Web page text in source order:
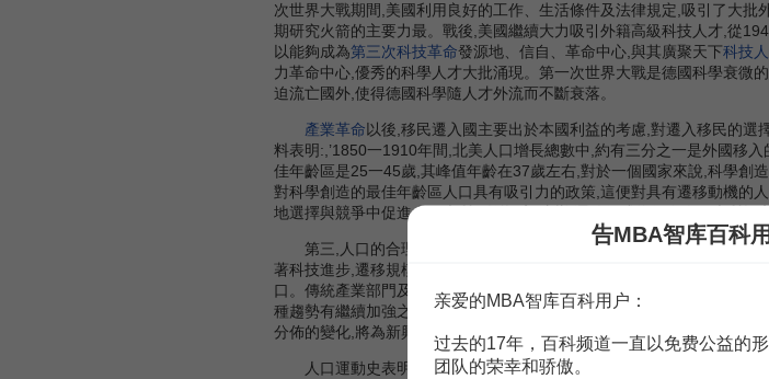
次世界大戰期間,美國利用良好的工作、生活條件及法律規定,吸引了大
期研究火箭的主要力最。戰後,美國繼續大力吸引外籍高級科技人才,從
以能夠成為第三次科技革命發源地、信自、革命中心,與其廣聚天下科技
力革命中心,優秀的科學人才大批涌現。第一次世界大戰是德國科學衰微
迫流亡國外,使得德國科學隨人才外流而不斷衰落。
產業革命以後,移民遷入國主要出於本國利益的考慮,對遷入移民的選
料表明:,’1850一1910年間,北美人口增長總數中,約有三分之一是外國移入
佳年齡區是25一45歲,其峰值年齡在37歲左右,對於一個國家來說,科學創
對科學創造的最佳年齡區人口具有吸引力的政策,這便對具有遷移動機的
地選擇與競爭中促進人口素質不斷提高,這樣,遷移便成為促進人口素質提
第三,人口的合理分佈,為
的調整和科學技術水平的提高提
著科技進步,遷移規模不斷擴大,遷移數量大為增加。人口分佈範圍愈益
口。傳統產業部門及所在地區人口必然相應減少。事實證明,只有順應
種趨勢有繼續加強之勢。在信息時代,一方面增加了傳統產業部門失業機會
分佈的變化,將為新興產業的發展提供必要的物質力量。
人口運動史表明,人口遷移、人口分佈與城市化 的發展密切相關。從
告MBA智库百科
亲爱的MBA智库百科用户：
过去的17年，百科频道一直以免费公益的
团队的荣幸和骄傲。